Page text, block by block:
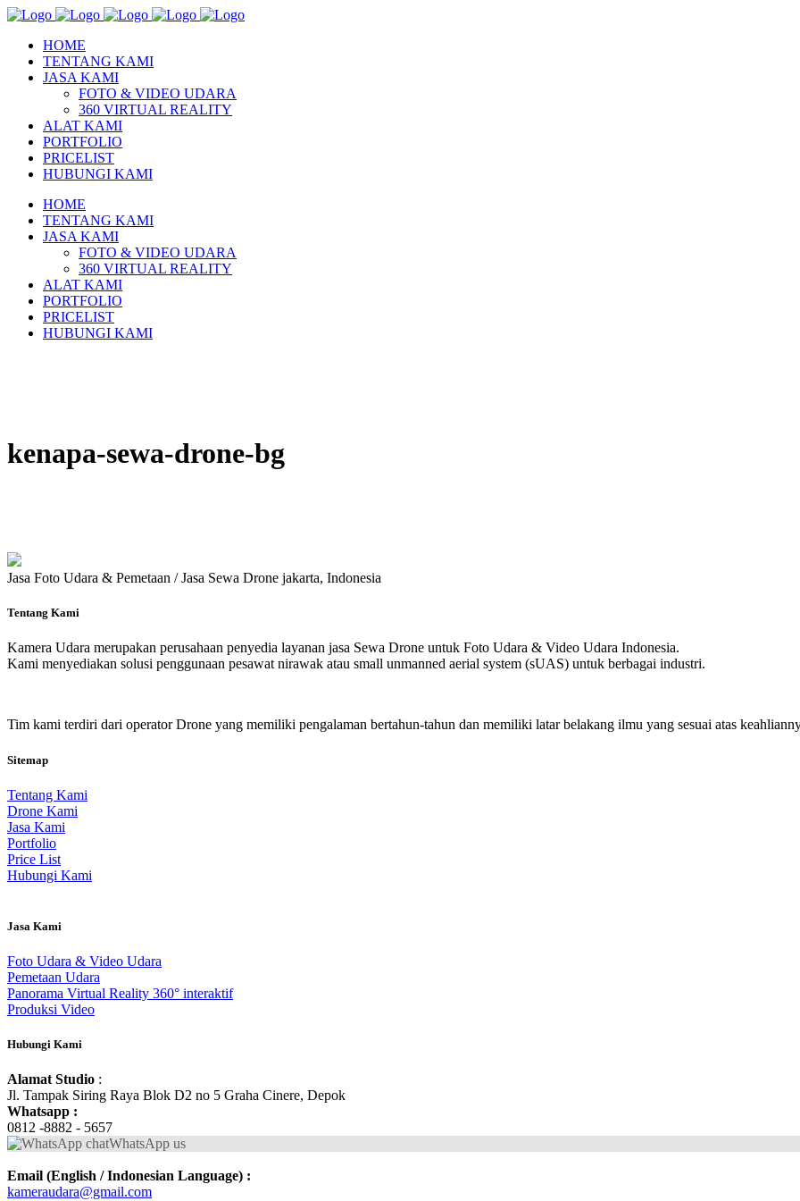
HOME
TENTANG KAMI
JASA KAMI
FOTO & VIDEO UDARA
360 VIRTUAL REALITY
ALAT KAMI
PORTFOLIO
PRICELIST
HUBUNGI KAMI
HOME
TENTANG KAMI
JASA KAMI
FOTO & VIDEO UDARA
360 VIRTUAL REALITY
ALAT KAMI
PORTFOLIO
PRICELIST
HUBUNGI KAMI
kenapa-sewa-drone-bg
Jasa Foto Udara & Pemetaan / Jasa Sewa Drone jakarta, Indonesia
Tentang Kami
Kamera Udara merupakan perusahaan penyedia layanan jasa Sewa Drone untuk Foto Udara & Video Udara Indonesia.
Kami menyediakan solusi penggunaan pesawat nirawak atau small unmanned aerial system (sUAS) untuk berbagai industri.
Tim kami terdiri dari operator Drone yang memiliki pengalaman bertahun-tahun dan memiliki latar belakang ilmu yang sesuai atas
Sitemap
Tentang Kami
Drone Kami
Jasa Kami
Portfolio
Price List
Hubungi Kami
Jasa Kami
Foto Udara & Video Udara
Pemetaan Udara
Panorama Virtual Reality 360° interaktif
Produksi Video
Hubungi Kami
Alamat Studio :
Jl. Tampak Siring Raya Blok D2 no 5 Graha Cinere, Depok
Whatsapp :
0812 -8882 - 5657
WhatsApp us
Email (English / Indonesian Language) :
kameraudara@gmail.com